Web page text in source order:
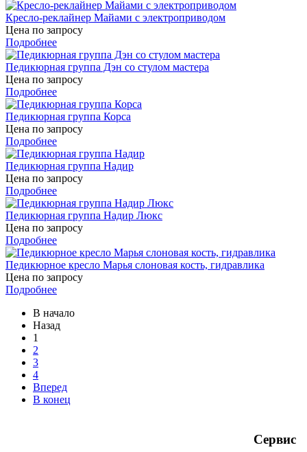
Кресло-реклайнер Майами с электроприводом
Цена по запросу
Подробнее
Педикюрная группа Дэн со стулом мастера
Цена по запросу
Подробнее
Педикюрная группа Корса
Цена по запросу
Подробнее
Педикюрная группа Надир
Цена по запросу
Подробнее
Педикюрная группа Надир Люкс
Цена по запросу
Подробнее
Педикюрное кресло Марья слоновая кость, гидравлика
Цена по запросу
Подробнее
В начало
Назад
1
2
3
4
Вперед
В конец
Сервис